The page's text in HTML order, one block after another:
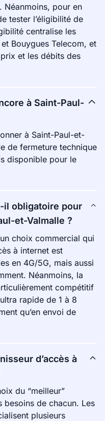
pour en
tester l’éligibilité de
centralise les
et Bouygues Telecom, et
et les débits des
à Saint-Paul-
à Saint-Paul-et-
de fermeture technique
disponible pour le
il obligatoire pour
et-Valmalle ?
choix commercial qui
à internet est
en 4G/5G, mais aussi
Néanmoins, la
compétitif
rapide de 1 à 8
qu’en envoi de
d’accès à
du “meilleur”
besoins de chacun. Les
plusieurs